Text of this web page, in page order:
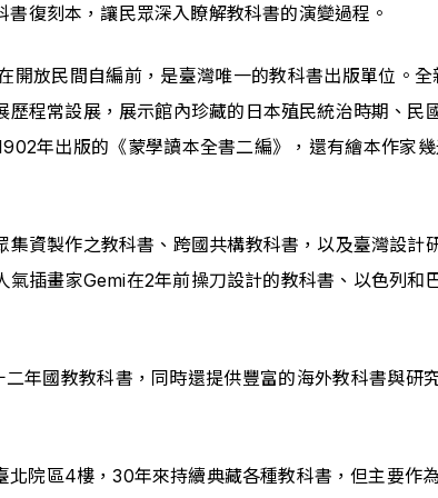
復刻本，讓民眾深入瞭解教科書的演變過程。
放民間自編前，是臺灣唯一的教科書出版單位。全
程常設展，展示館內珍藏的日本殖民統治時期、民
年出版的《蒙學讀本全書二編》，還有繪本作家
資製作之教科書、跨國共構教科書，以及臺灣設計
插畫家Gemi在2年前操刀設計的教科書、以色列和
年國教教科書，同時還提供豐富的海外教科書與研
院區4樓，30年來持續典藏各種教科書，但主要作